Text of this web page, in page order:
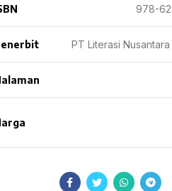
978-
PT Literasi